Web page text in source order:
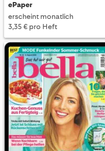
ePaper
erscheint monatlich
3,35 € pro Heft